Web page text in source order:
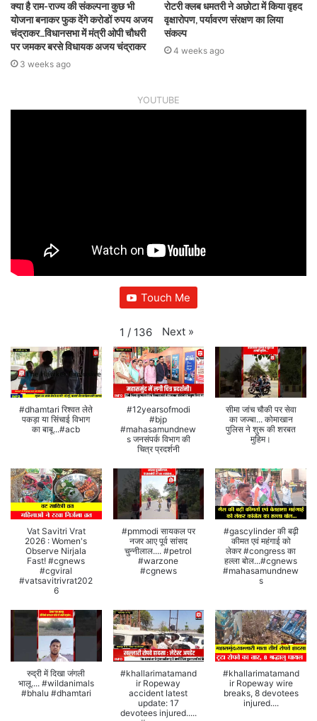
क्या है राम-राज्य की संकल्पना कुछ भी
योजना बनाकर फुक देंगे करोडों रुपय अजय
चंद्राकर…विधानसभा में मंत्री ओपी चौधरी
पर जमकर बरसे विधायक अजय चंद्राकर
3 weeks ago
रोटरी क्लब धमतरी ने अछोटा में किया वृहद
वृक्षारोपण, पर्यावरण संरक्षण का लिया
संकल्प
4 weeks ago
YOUTUBE
Touch Me
1 / 136 Next »
#dhamtari रिश्वत लेते
पकड़ा या सिंचाई विभाग
का बाबू...#acb
#12yearsofmodi
#bjp
#mahasamundnew
s जनसंपर्क विभाग की
चित्र प्रदर्शनी
सीमा जांच चौकी पर सेवा
का जज्बा... कोमाखान
पुलिस ने शुरू की शरबत
मुहिम।
Vat Savitri Vrat
2026 : Women's
Observe Nirjala
Fast! #cgnews
#cgviral
#vatsavitrivrat202
6
#pmmodi सायकल पर
नजर आए पूर्व सांसद
चुन्नीलाल.... #petrol
#warzone
#cgnews
#gascylinder की बढ़ी
कीमत एवं महंगाई को
लेकर #congress का
हल्ला बोल...#cgnews
#mahasamundnew
s
रुद्री में दिखा जंगली
भालू.... #wildanimals
#bhalu #dhamtari
#khallarimatamand
ir Ropeway
accident latest
update: 17
devotees injured.....
#khallarimatamand
ir Ropeway wire
breaks, 8 devotees
injured....